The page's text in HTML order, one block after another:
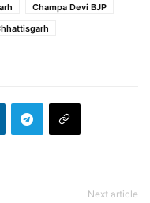
Champa Devi BJP
Next article